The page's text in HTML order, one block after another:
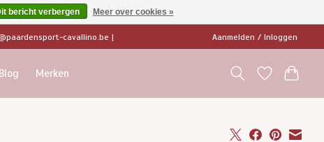
cavallino.be | Aanmelden / Inloggen
Blog Merken
bericht verbergen Meer over cookies »